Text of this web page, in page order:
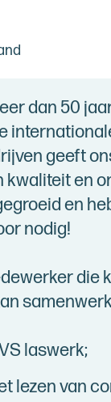
dan 50
geeft
en
en
nodig!
die
laswerk;
lezen van